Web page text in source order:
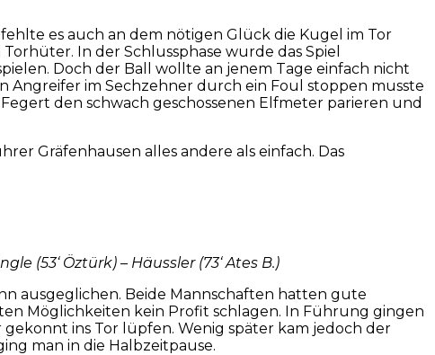
es auch an dem nötigen Glück die Kugel im Tor
In der Schlussphase wurde das Spiel
Doch der Ball wollte an jenem Tage einfach nicht
Angreifer im Sechzehner durch ein Foul stoppen musste
den schwach geschossenen Elfmeter parieren und
Gräfenhausen alles andere als einfach. Das
(53‘ Öztürk) – Häussler (73‘ Ates B.)
ausgeglichen. Beide Mannschaften hatten gute
Möglichkeiten kein Profit schlagen. In Führung gingen
ins Tor lüpfen. Wenig später kam jedoch der
man in die Halbzeitpause.